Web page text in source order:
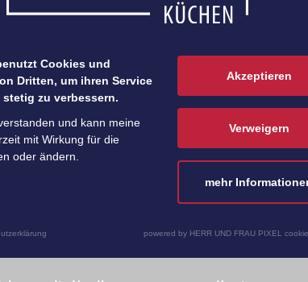
Cookies und
Dritten, um ihren Service
zu verbessern.
und kann meine
mit Wirkung für die
oder ändern.
Akzeptieren
Verweigern
mehr
powered by HERR UND FRAU PIXEL